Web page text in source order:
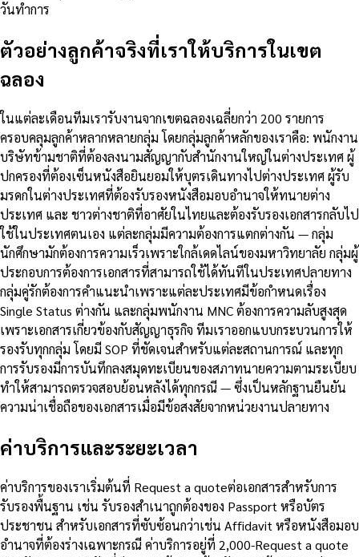
วันทำการ
ตัวอย่างลูกค้าจริงที่เราให้บริการในเขต
ฉลอง
ในแต่ละเดือนทีมเรารับงานจากเขตฉลองเฉลี่ยกว่า 200 รายการ
ครอบคลุมลูกค้าหลากหลายกลุ่ม โดยกลุ่มลูกค้าหลักของเราคือ: พนักงาน
บริษัทข้ามชาติที่ต้องลงนามสัญญากับสำนักงานใหญ่ในต่างประเทศ ผู้
ปกครองที่ต้องเซ็นหนังสือยินยอมให้บุตรเดินทางไปต่างประเทศ ผู้รับ
มรดกในต่างประเทศที่ต้องรับรองหนังสือมอบอำนาจให้ทนายต่าง
ประเทศ และ ชาวต่างชาติที่อาศัยในไทยและต้องรับรองเอกสารกลับไป
ใช้ในประเทศตนเอง แต่ละกลุ่มมีความต้องการแตกต่างกัน — กลุ่ม
นักศึกษามักต้องการความเร็วเพราะใกล้เดดไลน์ของมหาวิทยาลัย กลุ่มผู้
ประกอบการต้องการเอกสารที่สามารถใช้ได้ทันทีในประเทศปลายทาง
กลุ่มคู่รักต้องการคำแนะนำเพราะแต่ละประเทศมีข้อกำหนดเรื่อง
Single Status ต่างกัน และกลุ่มพนักงาน MNC ต้องการความลับสูงสุด
เพราะเอกสารเกี่ยวข้องกับสัญญาธุรกิจ ทีมเราออกแบบกระบวนการให้
รองรับทุกกลุ่ม โดยมี SOP ที่ชัดเจนสำหรับแต่ละสถานการณ์ และทุก
การรับรองมีการบันทึกลงสมุดทะเบียนของสภาทนายความตามระเบียบ
ทำให้สามารถตรวจสอบย้อนหลังได้ทุกกรณี — ซึ่งเป็นหลักฐานยืนยัน
ความน่าเชื่อถือของเอกสารเมื่อมีข้อสงสัยจากหน่วยงานปลายทาง
ค่าบริการและระยะเวลา
ค่าบริการของเราเริ่มต้นที่ Request a quoteต่อเอกสารสำหรับการ
รับรองพื้นฐาน เช่น รับรองสำเนาถูกต้องของ Passport หรือบัตร
ประชาชน สำหรับเอกสารที่ซับซ้อนกว่าเช่น Affidavit หรือหนังสือมอบ
อำนาจที่ต้องร่างเฉพาะกรณี ค่าบริการอยู่ที่ 2,000-Request a quote